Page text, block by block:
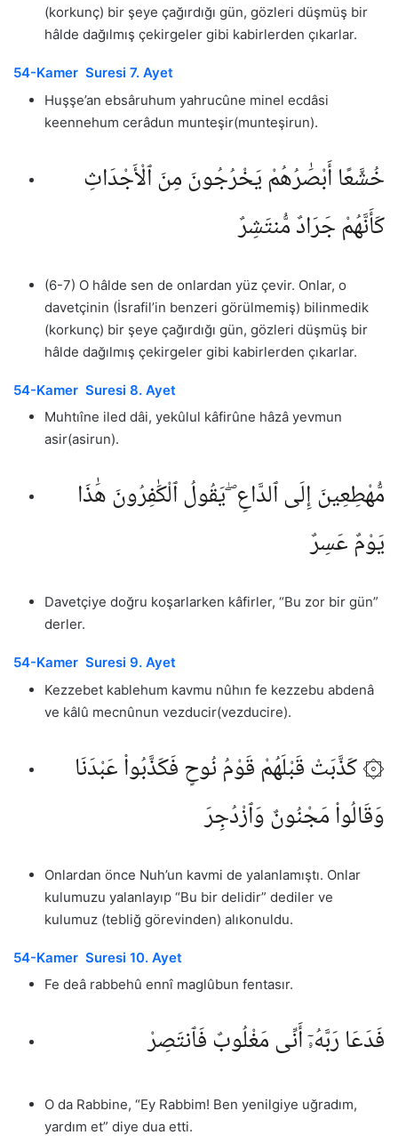
(korkunç) bir şeye çağırdığı gün, gözleri düşmüş bir
hâlde dağılmış çekirgeler gibi kabirlerden çıkarlar.
54-Kamer Suresi 7. Ayet
Huşşe’an ebsâruhum yahrucûne minel ecdâsi
keennehum cerâdun munteşir(munteşirun).
خُشَّعًا أَبْصَٰرُهُمْ يَخْرُجُونَ مِنَ ٱلْأَجْدَاثِ
كَأَنَّهُمْ جَرَادٌ مُّنتَشِرٌ
(6-7) O hâlde sen de onlardan yüz çevir. Onlar, o
davetçinin (İsrafil’in benzeri görülmemiş) bilinmedik
(korkunç) bir şeye çağırdığı gün, gözleri düşmüş bir
hâlde dağılmış çekirgeler gibi kabirlerden çıkarlar.
54-Kamer Suresi 8. Ayet
Muhtıîne iled dâi, yekûlul kâfirûne hâzâ yevmun
asir(asirun).
مُّهْطِعِينَ إِلَى ٱلدَّاعِ ۖ يَقُولُ ٱلْكَٰفِرُونَ هَٰذَا
يَوْمٌ عَسِرٌ
Davetçiye doğru koşarlarken kâfirler, “Bu zor bir gün”
derler.
54-Kamer Suresi 9. Ayet
Kezzebet kablehum kavmu nûhın fe kezzebu abdenâ
ve kâlû mecnûnun vezducir(vezducire).
۞ كَذَّبَتْ قَبْلَهُمْ قَوْمُ نُوحٍ فَكَذَّبُوا۟ عَبْدَنَا
وَقَالُوا۟ مَجْنُونٌ وَٱزْدُجِرَ
Onlardan önce Nuh’un kavmi de yalanlamıştı. Onlar
kulumuzu yalanlayıp “Bu bir delidir” dediler ve
kulumuz (tebliğ görevinden) alıkonuldu.
54-Kamer Suresi 10. Ayet
Fe deâ rabbehû ennî maglûbun fentasır.
فَدَعَا رَبَّهُۥٓ أَنِّى مَغْلُوبٌ فَٱنتَصِرْ
O da Rabbine, “Ey Rabbim! Ben yenilgiye uğradım,
yardım et” diye dua etti.